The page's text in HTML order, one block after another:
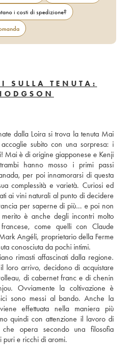
i costi di spedizione?
SULLA TENUTA:
dalla Loira si trova la tenuta Mai
subito con una sorpresa: i
Mai è di origine giapponese e Kenji
hanno mosso i primi passi
per poi innamorarsi di questa
complessità e varietà. Curiosi ed
ai vini naturali al punto di decidere
per saperne di più… e poi non
è anche degli incontri molto
come quelli con Claude
Angéli, proprietario della Ferme
conosciuta da pochi intimi.
rimasti affascinati dalla regione.
loro arrivo, decidono di acquistare
di cabernet franc e di chenin
Ovviamente la coltivazione è
sono messi al bando. Anche la
effettuata nella maniera più
quindi con attenzione il lavoro di
opera secondo una filosofia
e ricchi di aromi.